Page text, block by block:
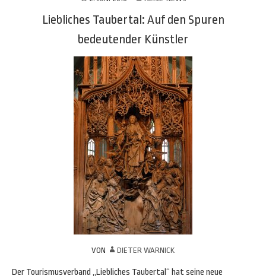
Liebliches Taubertal: Auf den Spuren
bedeutender Künstler
VON DIETER WARNICK
Der Tourismusverband „Liebliches Taubertal“ hat seine neue